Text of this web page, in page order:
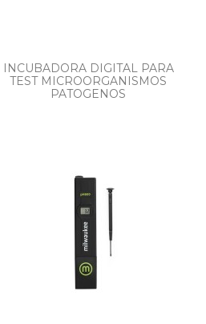
INCUBADORA DIGITAL PARA
TEST MICROORGANISMOS
PATOGENOS